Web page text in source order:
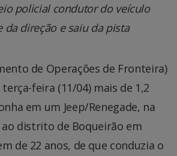
policial condutor do veículo
da direção e saiu da pista
de Operações de Fronteira)
feira (11/04) mais de 1,2
em um Jeep/Renegade, na
ao distrito de Boqueirão em
de 22 anos, de que conduzia o